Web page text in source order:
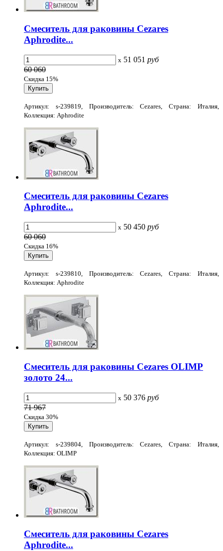
Смеситель для раковины Cezares
Aphrodite...
x 51 051 руб
60 060
Скидка 15%
Артикул: s-239819, Производитель: Cezares, Страна: Италия,
Коллекция: Aphrodite
Смеситель для раковины Cezares
Aphrodite...
x 50 450 руб
60 060
Скидка 16%
Артикул: s-239810, Производитель: Cezares, Страна: Италия,
Коллекция: Aphrodite
Смеситель для раковины Cezares OLIMP
золото 24...
x 50 376 руб
71 967
Скидка 30%
Артикул: s-239804, Производитель: Cezares, Страна: Италия,
Коллекция: OLIMP
Смеситель для раковины Cezares
Aphrodite...